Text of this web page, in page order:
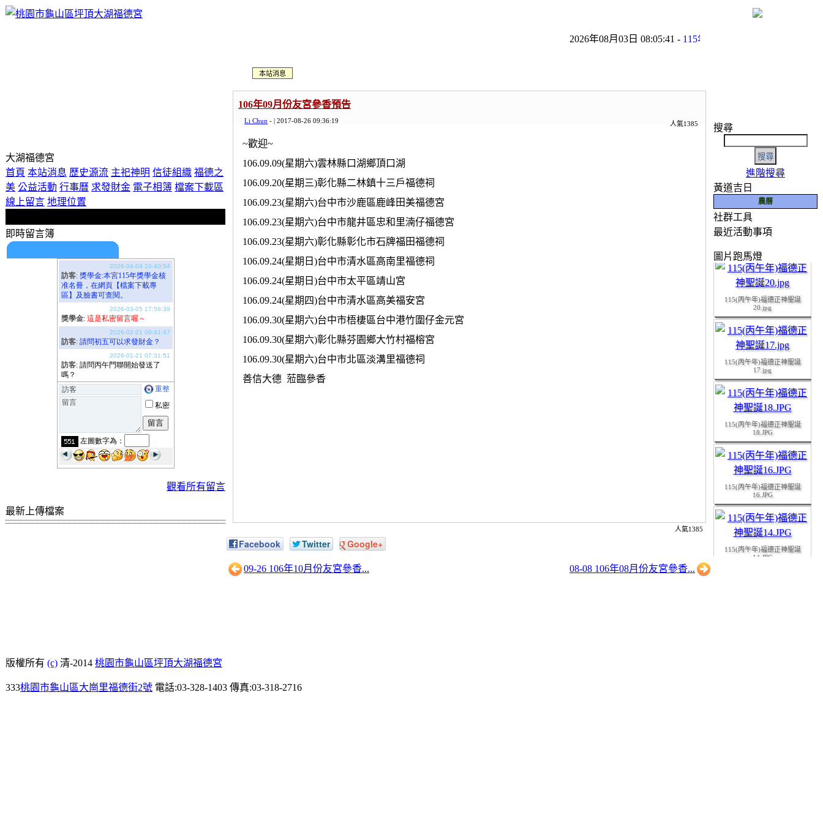
大湖福德宮
首頁 本站消息 歷史源流 主祀神明 信徒組織 福德之
美 公益活動 行事曆 求發財金 電子相簿 檔案下載區
線上留言 地理位置
如有任何寶貴意見，
即時留言簿
觀看所有留言
最新上傳檔案
2026年08月03日 08:05:41 -115年8月份友宮參香預告
本站消息
106年09月份友宮參香預告
人氣1385
Li Chun - | 2017-08-26 09:36:19
~歡迎~
106.09.09(星期六)雲林縣口湖鄉頂口湖
106.09.20(星期三)彰化縣二林鎮十三戶福德祠
106.09.23(星期六)台中市沙鹿區鹿峰田美福德宮
106.09.23(星期六)台中市龍井區忠和里湳仔福德宮
106.09.23(星期六)彰化縣彰化市石牌福田福德祠
106.09.24(星期日)台中市清水區高南里福德祠
106.09.24(星期日)台中市太平區靖山宮
106.09.24(星期四)台中市清水區高美福安宮
106.09.30(星期六)台中市梧棲區台中港竹圍仔金元宮
106.09.30(星期六)彰化縣芬園鄉大竹村福榕宮
106.09.30(星期六)台中市北區淡溝里福德祠
善信大德 蒞臨參香
人氣1385
Facebook Twitter Google+
09-26 106年10月份友宮參香... 08-08 106年08月份友宮參香...
搜尋
進階搜尋
黃道吉日
農曆
社群工具
最近活動事項
圖片跑馬燈
115(丙午年)福德正神聖誕
115(丙午年)福德正神聖誕
20.jpg
115(丙午年)福德正神聖誕
17.jpg
115(丙午年)福德正神聖誕
18.JPG
115(丙午年)福德正神聖誕
16.JPG
115(丙午年)福德正神聖誕
14.JPG
版權所有 (c) 清-2014 桃園市龜山區坪頂大湖福德宮
333桃園市龜山區大崗里福德街2號 電話:03-328-1403 傳真:03-318-2716